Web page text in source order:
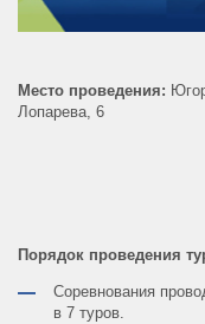
Место проведения:
Лопарева, 6
Порядок проведения
Соревнования
в 7 туров.